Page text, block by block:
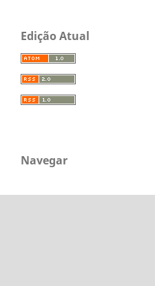
Edição Atual
Navegar